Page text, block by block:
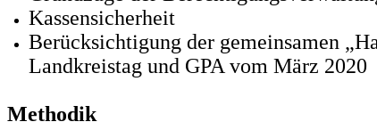
Kassensicherheit
Berücksichtigung der gemeinsamen
Landkreistag und GPA vom März 2020
Methodik